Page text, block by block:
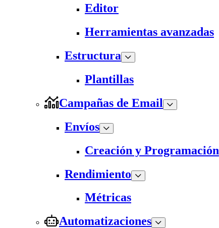
Editor
Herramientas avanzadas
Estructura
Plantillas
Campañas de Email
Envíos
Creación y Programación
Rendimiento
Métricas
Automatizaciones